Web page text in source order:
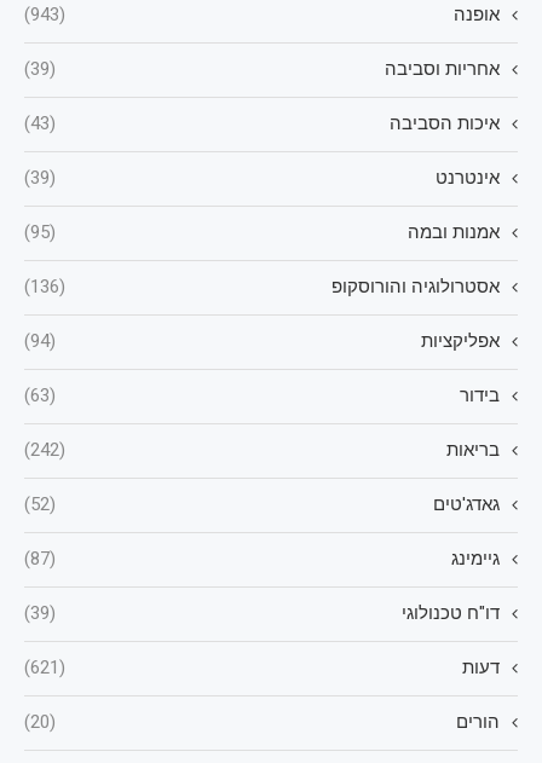
אופנה (943)
אחריות וסביבה (39)
איכות הסביבה (43)
אינטרנט (39)
אמנות ובמה (95)
אסטרולוגיה והורוסקופ (136)
אפליקציות (94)
בידור (63)
בריאות (242)
גאדג'טים (52)
גיימינג (87)
דו"ח טכנולוגי (39)
דעות (621)
הורים (20)